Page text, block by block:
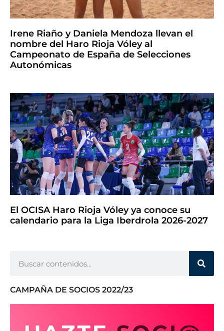
Irene Riaño y Daniela Mendoza llevan el
nombre del Haro Rioja Vóley al
Campeonato de España de Selecciones
Autonómicas
El OCISA Haro Rioja Vóley ya conoce su
calendario para la Liga Iberdrola 2026-2027
CAMPAÑA DE SOCIOS 2022/23